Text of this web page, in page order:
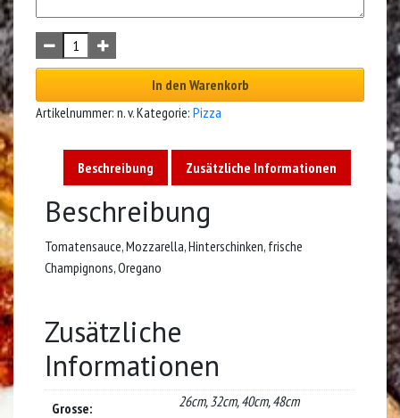
In den Warenkorb
Artikelnummer: n. v.Kategorie: Pizza
Beschreibung Zusätzliche Informationen
Beschreibung
Tomatensauce, Mozzarella, Hinterschinken, frische
Champignons, Oregano
Zusätzliche
Informationen
Grosse: 26cm, 32cm, 40cm, 48cm